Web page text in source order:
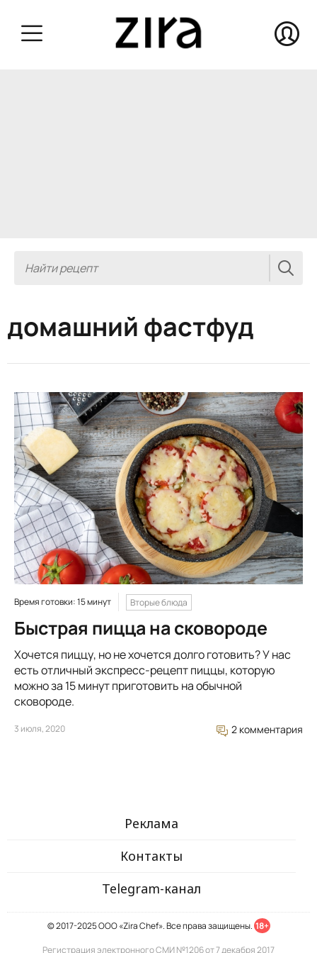
домашний фастфуд
Время готовки: 15 минут Вторые блюда
Быстрая пицца на сковороде
Хочется пиццу, но не хочется долго готовить? У нас
есть отличный экспресс-рецепт пиццы, которую
можно за 15 минут приготовить на обычной
сковороде.
3 июля, 2020 2 комментария
Реклама
Контакты
Telegram-канал
© 2017-2025 ООО «Zira Chef». Все права защищены. 18+
Регистрация электронного СМИ №1206 от 7 декабря 2017